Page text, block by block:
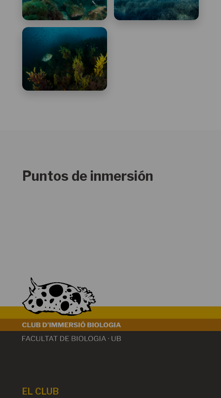
Inmersión
observando la vida
bajo las piedras
Puntos de inmersión
EL CLUB